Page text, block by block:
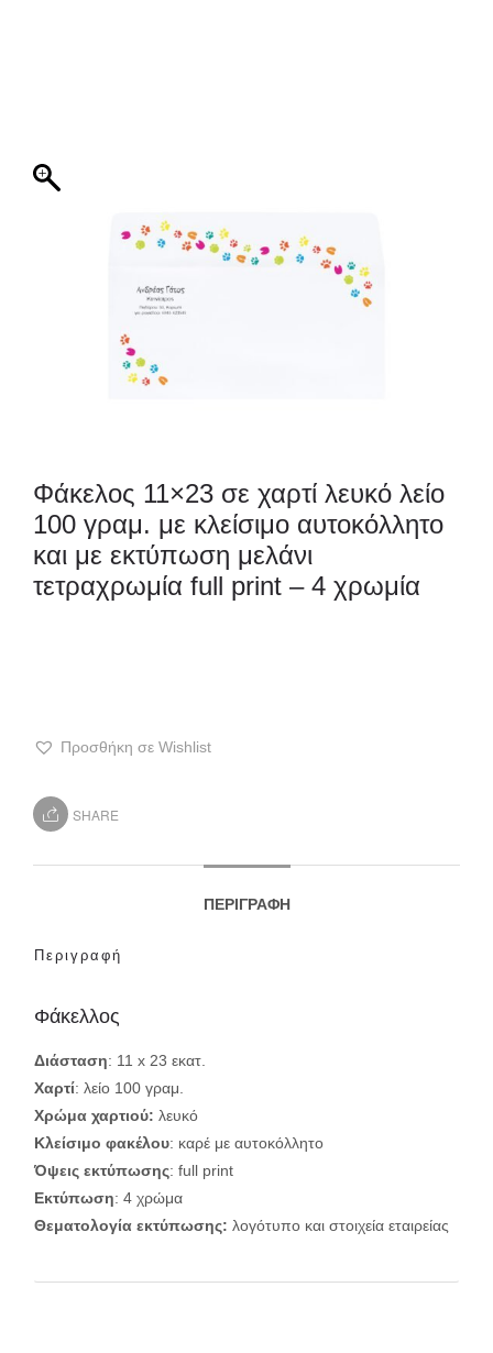
Φάκελος 11×23 σε χαρτί λευκό λείο
100 γραμ. με κλείσιμο αυτοκόλλητο
και με εκτύπωση μελάνι
τετραχρωμία full print – 4 χρωμία
Προσθήκη σε Wishlist
SHARE
ΠΕΡΙΓΡΑΦΉ
Περιγραφή
Φάκελλος
Διάσταση: 11 x 23 εκατ.
Χαρτί: λείο 100 γραμ.
Χρώμα χαρτιού: λευκό
Κλείσιμο φακέλου: καρέ με αυτοκόλλητο
Όψεις εκτύπωσης: full print
Εκτύπωση: 4 χρώμα
Θεματολογία εκτύπωσης: λογότυπο και στοιχεία εταιρείας